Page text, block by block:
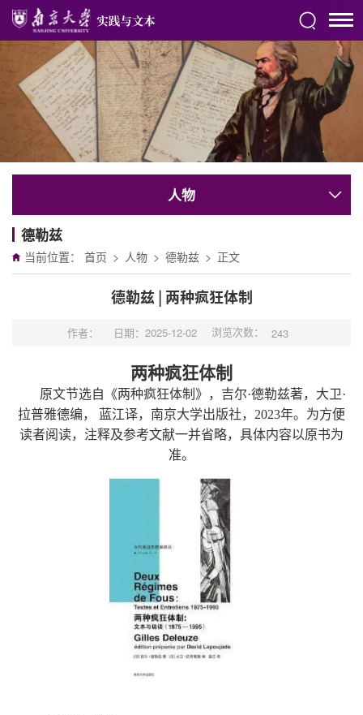
人物
德勒兹
当前位置： 首页 > 人物 > 德勒兹 > 正文
德勒兹 | 两种疯狂体制
作者： 日期：2025-12-02 浏览次数： 243
两种疯狂体制
原文节选自《两种疯狂体制》 ， 吉尔·德勒兹著， 大卫·
拉普雅德编， 蓝江译， 南京大学出版社， 2023年。 为方便
读者阅读， 注释及参考文献一并省略， 具体内容以原书为
准。